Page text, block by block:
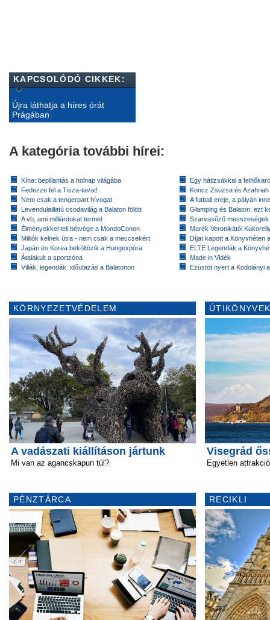
KAPCSOLÓDÓ CIKKEK:
Újra láthatja a híres órát
Prágában
A kategória további hírei:
Kína: bepillantás a holnap világába
Fedezze fel a Tisza-tavat!
Nem csak a tengerpart hívogat
Levendulaillatú csodavilág a Balaton fölött
A vb, ami milliárdokat termel
Élményekkel teli hétvége a MondoConon
Milliók kelnek útra - nem csak a meccsekért
Japán és Korea beköltözik a Hungexpóra
Átalakult a sportzóna
Villák, legendák: időutazás a Balatonon
Egy hátizsákkal a
Koncz Zsuzsa és
A futball ereje, a pályán
Glamping és Balaton: ezt
Szarvasűző messzeségek
Marék Veronikától
Díjat kapott a Könyvhéten
ELTE Legendák a
Made in Vidék
Ezüstöt nyert a Kodolányi
KÖRNYEZETVÉDELEM
A vadászati kiállításon jártunk
Mi van az agancskapun túl?
PÉNZTÁRCA
Visegrád
Egyetlen
RECIKLI